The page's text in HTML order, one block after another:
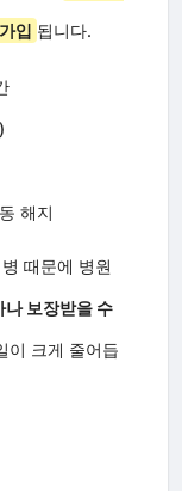
입 됩니다.
해지
때문에 병원
나 보장받을 수
이 크게 줄어듭